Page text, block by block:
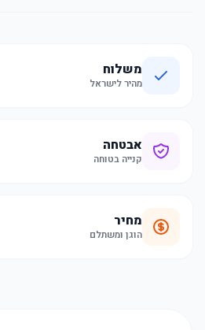
משלוח
מהיר לישראל
אבטחה
קנייה בטוחה
מחיר
הוגן ומשתלם